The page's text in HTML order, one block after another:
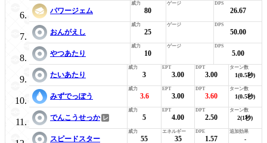
パワージェム 80 26.67
おんがえし 25 50.00
やつあたり 10 5.00
たいあたり 3 3.00 3.00 1(0.5秒)
みずでっぽう 3.6 3.00 3.60 1(0.5秒)
でんこうせっか 5 4.00 2.50 2(1秒)
スピードスター 55 35 1.57 -